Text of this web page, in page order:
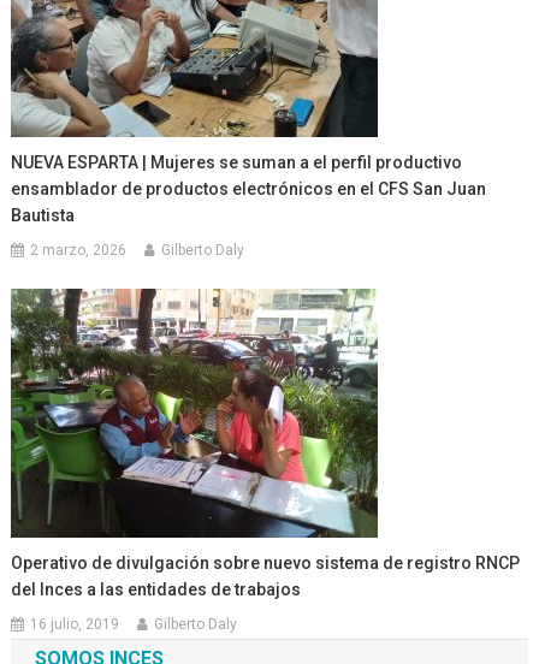
NUEVA ESPARTA | Mujeres se suman a el perfil productivo
ensamblador de productos electrónicos en el CFS San Juan
Bautista
2 marzo, 2026 Gilberto Daly
Operativo de divulgación sobre nuevo sistema de registro RNCP
del Inces a las entidades de trabajos
16 julio, 2019 Gilberto Daly
SOMOS INCES